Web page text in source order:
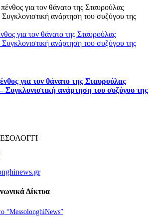
για τον θάνατο της Σταυρούλας
ανάρτηση του συζύγου της
για τον θάνατο της Σταυρούλας
ανάρτηση του συζύγου της
Δίκτυα
“MessolonghiNews”